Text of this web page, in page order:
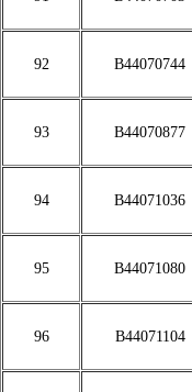
92 B44070744
93 B44070877
94 B44071036
95 B44071080
96 B44071104